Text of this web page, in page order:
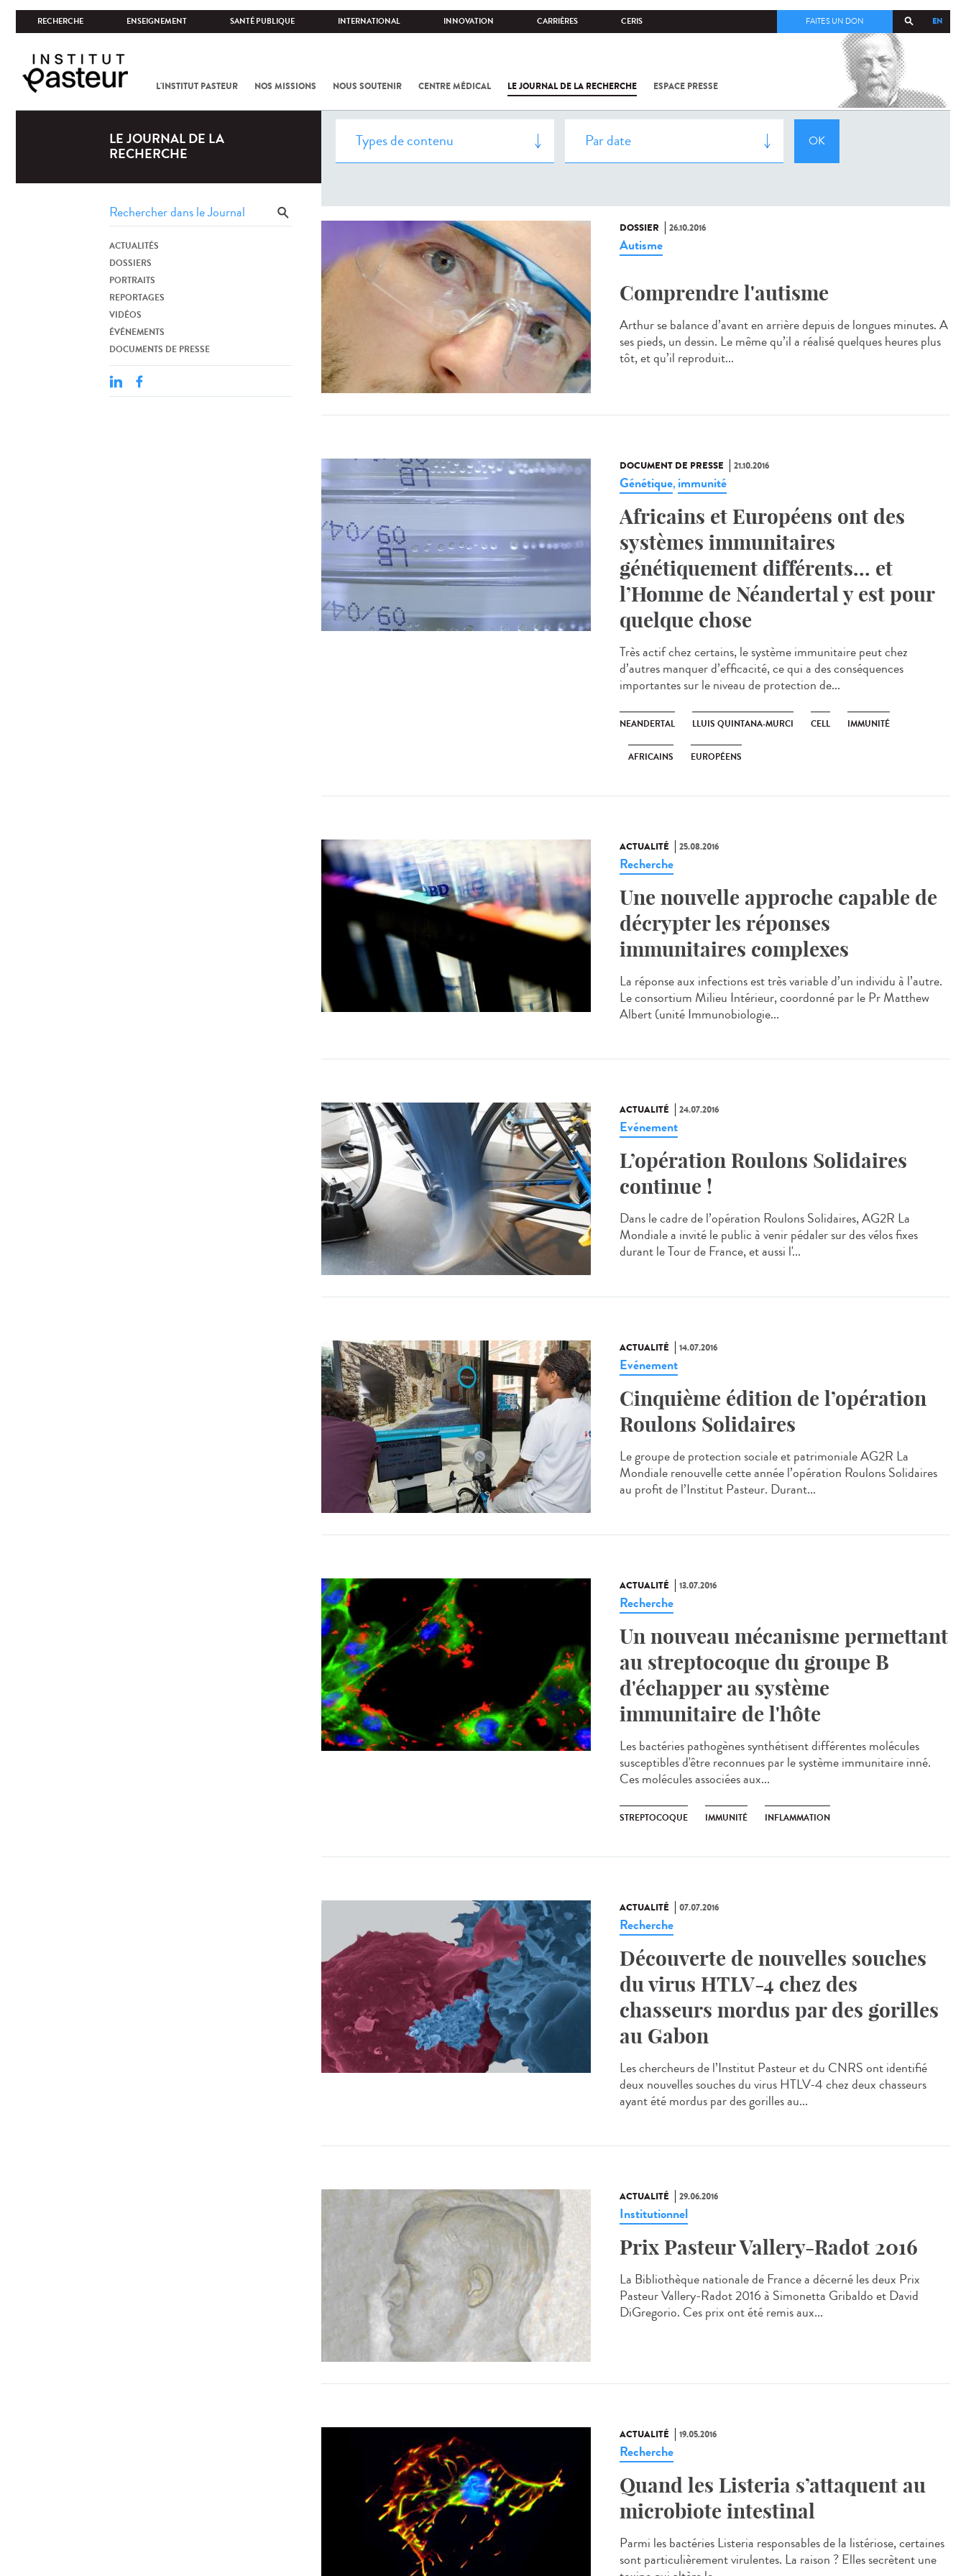
RECHERCHE ENSEIGNEMENT SANTÉ PUBLIQUE INTERNATIONAL INNOVATION CARRIÈRES CERIS EN
FAITES UN DON
L'INSTITUT PASTEUR NOS MISSIONS NOUS SOUTENIR CENTRE MÉDICAL LE JOURNAL DE LA RECHERCHE ESPACE PRESSE
COV-2 /
L'INSTITUT
PASTEUR
LE JOURNAL DE LA
RECHERCHE
ACTUALITÉS
DOSSIERS
PORTRAITS
REPORTAGES
VIDÉOS
ÉVÉNEMENTS
DOCUMENTS DE PRESSE
DOSSIER 26.10.2016
Autisme
Comprendre l'autisme
Arthur se balance d’avant en arrière depuis de longues minutes. A
ses pieds, un dessin. Le même qu’il a réalisé quelques heures plus
tôt, et qu’il reproduit...
DOCUMENT DE PRESSE 21.10.2016
Génétique, immunité
Africains et Européens ont des
systèmes immunitaires
génétiquement différents... et
l’Homme de Néandertal y est pour
quelque chose
Très actif chez certains, le système immunitaire peut chez
d’autres manquer d’efficacité, ce qui a des conséquences
importantes sur le niveau de protection de...
NEANDERTAL LLUIS QUINTANA-MURCI CELL IMMUNITÉ
AFRICAINS EUROPÉENS
ACTUALITÉ 25.08.2016
Recherche
Une nouvelle approche capable de
décrypter les réponses
immunitaires complexes
La réponse aux infections est très variable d’un individu à l’autre.
Le consortium Milieu Intérieur, coordonné par le Pr Matthew
Albert (unité Immunobiologie...
ACTUALITÉ 24.07.2016
Evénement
L’opération Roulons Solidaires
continue !
Dans le cadre de l’opération Roulons Solidaires, AG2R La
Mondiale a invité le public à venir pédaler sur des vélos fixes
durant le Tour de France, et aussi l'...
ACTUALITÉ 14.07.2016
Evénement
Cinquième édition de l’opération
Roulons Solidaires
Le groupe de protection sociale et patrimoniale AG2R La
Mondiale renouvelle cette année l’opération Roulons Solidaires
au profit de l’Institut Pasteur. Durant...
ACTUALITÉ 13.07.2016
Recherche
Un nouveau mécanisme permettant
au streptocoque du groupe B
d'échapper au système
immunitaire de l'hôte
Les bactéries pathogènes synthétisent différentes molécules
susceptibles d'être reconnues par le système immunitaire inné.
Ces molécules associées aux...
STREPTOCOQUE IMMUNITÉ INFLAMMATION
ACTUALITÉ 07.07.2016
Recherche
Découverte de nouvelles souches
du virus HTLV-4 chez des
chasseurs mordus par des gorilles
au Gabon
Les chercheurs de l’Institut Pasteur et du CNRS ont identifié
deux nouvelles souches du virus HTLV-4 chez deux chasseurs
ayant été mordus par des gorilles au...
ACTUALITÉ 29.06.2016
Institutionnel
Prix Pasteur Vallery-Radot 2016
La Bibliothèque nationale de France a décerné les deux Prix
Pasteur Vallery-Radot 2016 à Simonetta Gribaldo et David
DiGregorio. Ces prix ont été remis aux...
ACTUALITÉ 19.05.2016
Recherche
Quand les Listeria s’attaquent au
microbiote intestinal
Parmi les bactéries Listeria responsables de la listériose, certaines
sont particulièrement virulentes. La raison ? Elles secrètent une